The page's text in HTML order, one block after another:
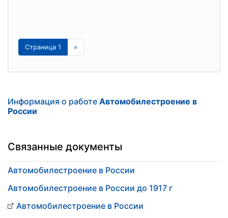
Страница 1 »
Информация о работе Автомобилестроение в
России
Связанные документы
Автомобилестроение в России
Автомобилестроение в России до 1917 г
Автомобилестроение в России